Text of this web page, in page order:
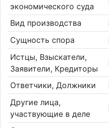
экономического суда
Вид производства
Сущность спора
Истцы, Взыскатели,
Заявители, Кредиторы
Ответчики, Должники
Другие лица,
участвующие в деле